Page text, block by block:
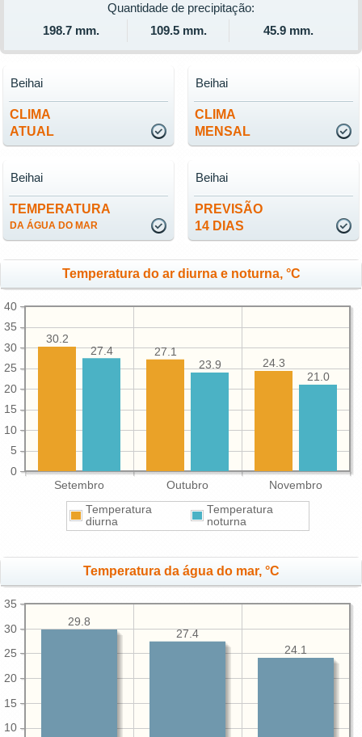
Quantidade de precipitação:
198.7 mm.
109.5 mm. 45.9 mm.
CLIMA
ATUAL
Beihai
CLIMA
MENSAL
Beihai
TEMPERATURA
DA ÁGUA DO MAR
Beihai
PREVISÃO
14 DIAS
Beihai
Temperatura do ar diurna e noturna, °C
Setembro Outubro Novembro
0
5
10
15
20
25
30
35
40
24.3
27.1
30.2
21.0
23.9
27.4
Temperatura
diurna
Temperatura
noturna
Temperatura da água do mar, °C
10
15
20
25
30
35
24.1
27.4
29.8